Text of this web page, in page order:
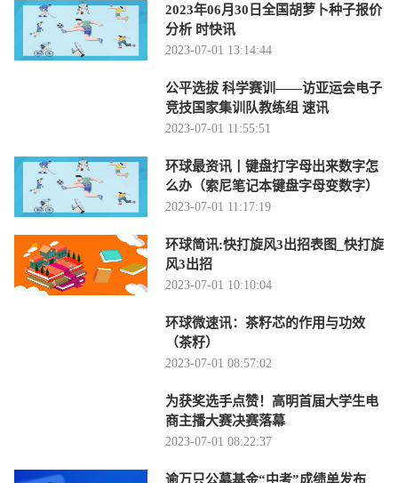
2023年06月30日全国胡萝卜种子报价
分析 时快讯
2023-07-01 13:14:44
公平选拔 科学赛训——访亚运会电子
竞技国家集训队教练组 速讯
2023-07-01 11:55:51
环球最资讯丨键盘打字母出来数字怎
么办（索尼笔记本键盘字母变数字）
2023-07-01 11:17:19
环球简讯:快打旋风3出招表图_快打旋
风3出招
2023-07-01 10:10:04
环球微速讯：茶籽芯的作用与功效
（茶籽）
2023-07-01 08:57:02
为获奖选手点赞！高明首届大学生电
商主播大赛决赛落幕
2023-07-01 08:22:37
逾万只公募基金“中考”成绩单发布